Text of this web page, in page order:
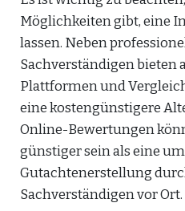
Möglichkeiten gibt, eine
lassen. Neben
Sachverständigen bieten
Plattformen und
eine kostengünstigere
Online-Bewertungen
günstiger sein als eine
Gutachtenerstellung
Sachverständigen vor Ort.